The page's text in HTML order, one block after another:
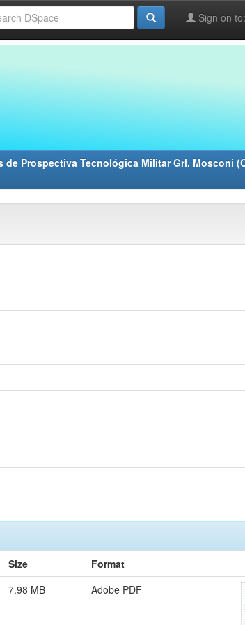
Sign on to:
de Prospectiva Tecnológica Militar Grl. Mosconi
Size
Format
7.98 MB Adobe PDF